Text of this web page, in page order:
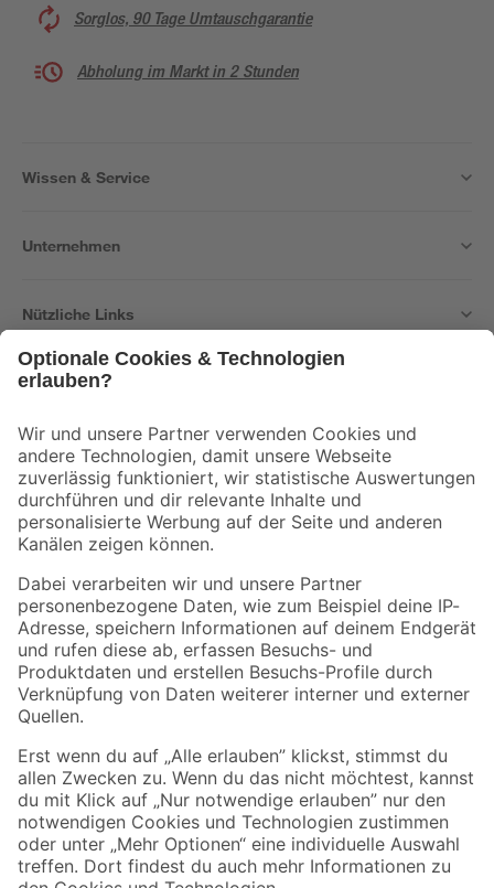
Sorglos, 90 Tage Umtauschgarantie
Abholung im Markt in 2 Stunden
Wissen & Service
Unternehmen
Nützliche Links
Der toom Newsletter: Keine Angebote und Aktionen mehr verpassen!
Zur Newsletter Anmeldung
Folge uns
Zahlungsarten Versandarten
Sicher einkaufen
Jetzt die toom-App herunterladen